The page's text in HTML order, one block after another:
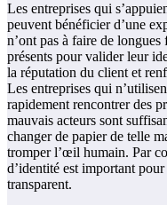
Les entreprises qui
peuvent bénéficier d’une
n’ont pas à faire de longues
présents pour valider leur
la réputation du client et
Les entreprises qui
rapidement rencontrer des
mauvais acteurs sont
changer de papier de telle
tromper l’œil humain. Par
d’identité est important
transparent.